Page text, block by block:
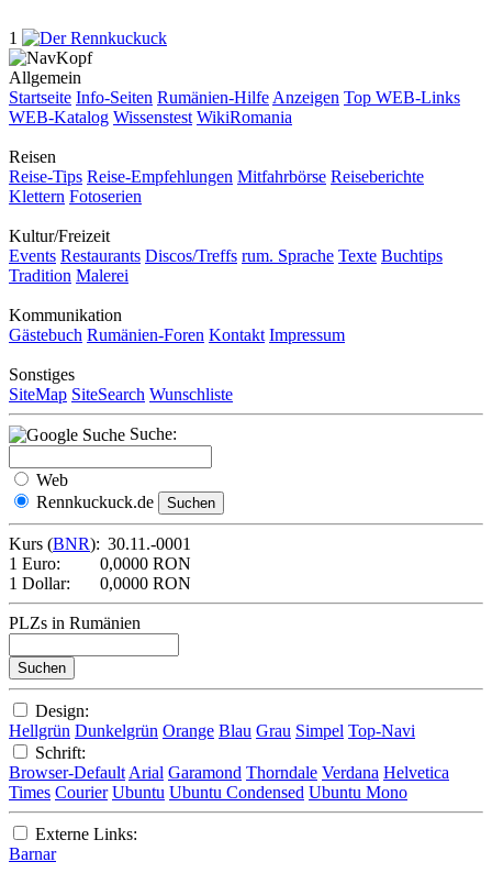
1
Allgemein
Startseite Info-Seiten Rumänien-Hilfe Anzeigen Top WEB-Links
WEB-Katalog Wissenstest WikiRomania
Reisen
Reise-Tips Reise-Empfehlungen Mitfahrbörse Reiseberichte
Klettern Fotoserien
Kultur/Freizeit
Events Restaurants Discos/Treffs rum. Sprache Texte Buchtips
Tradition Malerei
Kommunikation
Gästebuch Rumänien-Foren Kontakt Impressum
Sonstiges
SiteMap SiteSearch Wunschliste
Suche:
Web
Rennkuckuck.de
Kurs (BNR): 30.11.-0001
1 Euro:
0,0000 RON
1 Dollar:
0,0000 RON
PLZs in Rumänien
Design:
Hellgrün Dunkelgrün Orange Blau Grau Simpel Top-Navi
Schrift:
Browser-Default Arial Garamond Thorndale Verdana Helvetica
Times Courier Ubuntu Ubuntu Condensed Ubuntu Mono
Externe Links:
Barnar